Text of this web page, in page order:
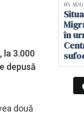
la 3.000
depusă
două
05
în